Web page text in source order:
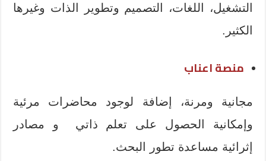
التشغيل، اللغات، التصميم وتطوير الذات وغيرها
الكثير.
منصة اعناب
مجانية ومرنة، إضافة لوجود محاضرات مرئية
وإمكانية الحصول على تعلم ذاتي و مصادر
إثرائية مساعدة تطور البحث.